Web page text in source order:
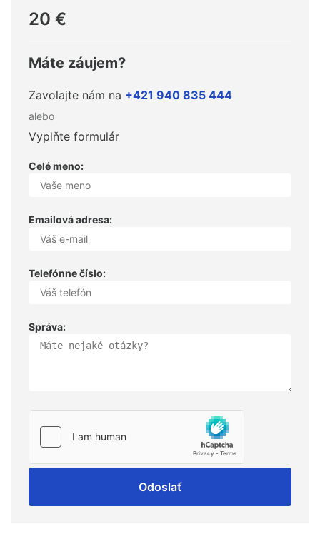
20 €
Máte záujem?
Zavolajte nám na +421 940 835 444
alebo
Vyplňte formulár
Celé meno:
Emailová adresa:
Telefónne číslo:
Správa:
Odoslať